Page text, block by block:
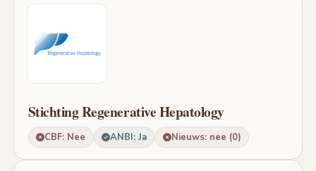
Stichting Regenerative Hepatology
CBF: Nee ANBI: Ja Nieuws: nee (0)